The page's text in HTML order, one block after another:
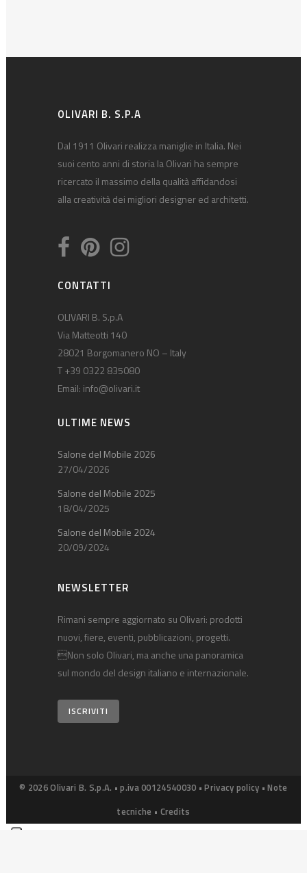
OLIVARI B. S.P.A
Dal 1911 Olivari realizza maniglie in Italia. Nei
suoi cento anni di storia la Olivari ha sempre
ricercato il massimo della qualità affidandosi
alla creatività dei migliori designer ed architetti.
CONTATTI
OLIVARI B. S.p.A
Via Matteotti 140
28021 Borgomanero NO – Italy
T +39 0322 835080
Email: info@olivari.it
ULTIME NEWS
Salone del Mobile 2026
27/04/2026
Salone del Mobile 2025
18/04/2025
Salone del Mobile 2024
20/09/2024
NEWSLETTER
Rimani sempre aggiornato su Olivari: prodotti
nuovi, fiere, eventi, pubblicazioni, progetti.
Non solo Olivari, ma anche una panoramica
sul mondo del design italiano e internazionale.
ISCRIVITI
© 2026 Olivari B. S.p.A. • p.iva 00124540030 •Privacy policy •Note
tecniche • Credits